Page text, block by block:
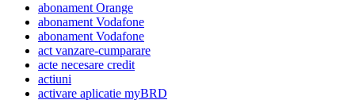
abonament Orange
abonament Vodafone
abonament Vodafone
act vanzare-cumparare
acte necesare credit
actiuni
activare aplicatie myBRD